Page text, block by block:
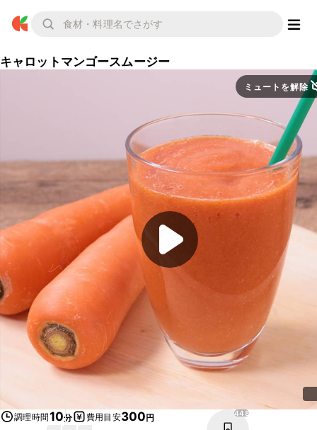
キャロットマンゴースムージー
ミュートを解除
調理時間10分 費用目安300円
448